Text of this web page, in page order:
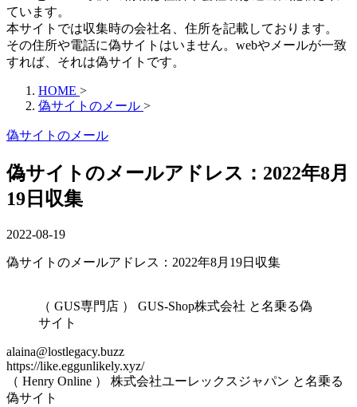
ています。
本サイトでは収集時の会社名、住所を記載しております。
その住所や電話に偽サイトはいません。webやメールが一致
すれば、それは偽サイトです。
HOME >
偽サイトのメール >
偽サイトのメール
偽サイトのメールアドレス：2022年8月
19日収集
2022-08-19
偽サイトのメールアドレス：2022年8月19日収集
（ GUS専門店 ） GUS-Shop株式会社 と名乗る偽
サイト
alaina@lostlegacy.buzz
https://like.eggunlikely.xyz/
（ Henry Online ） 株式会社ユーレックスジャパン と名乗る
偽サイト